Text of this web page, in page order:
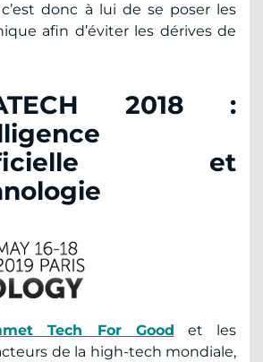
c’est donc à lui de se poser les
afin d’éviter les dérives de
2018 :
et
Tech For Good et les
de la high-tech mondiale,